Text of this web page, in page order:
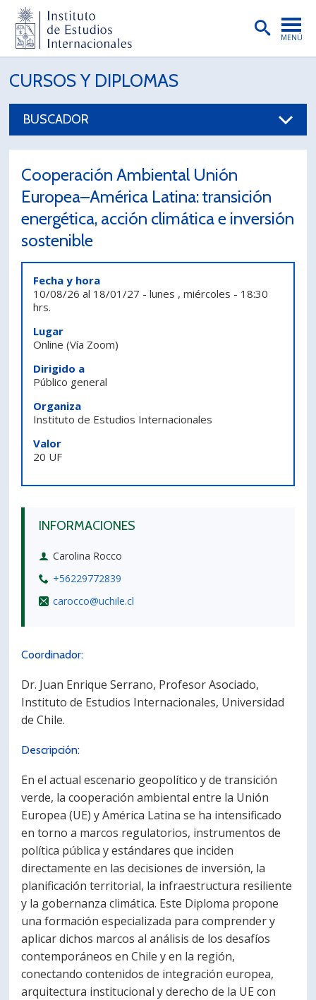
MENÚ
PORTADA
INSTITUTO
INVESTIGACIÓN
EXTENSIÓN
ENGLISH
Estudiantes
CURSOS Y DIPLOMAS
BUSCADOR
Cooperación Ambiental Unión
Europea–América Latina: transición
energética, acción climática e inversión
sostenible
INFORMACIONES
Carolina Rocco
+56229772839
carocco@uchile.cl
Fecha y hora
10/08/26 al 18/01/27 -lunes , miércoles - 18:30
hrs.
Lugar
Online (Vía Zoom)
Dirigido a
Público general
Organiza
Instituto de Estudios Internacionales
Valor
20 UF
Coordinador:
Dr. Juan Enrique Serrano, Profesor Asociado,
Instituto de Estudios Internacionales, Universidad
de Chile.
Descripción:
En el actual escenario geopolítico y de transición
verde, la cooperación ambiental entre la Unión
Europea (UE) y América Latina se ha intensificado
en torno a marcos regulatorios, instrumentos de
política pública y estándares que inciden
directamente en las decisiones de inversión, la
planificación territorial, la infraestructura resiliente
y la gobernanza climática. Este Diploma propone
una formación especializada para comprender y
aplicar dichos marcos al análisis de los desafíos
contemporáneos en Chile y en la región,
conectando contenidos de integración europea,
arquitectura institucional y derecho de la UE con